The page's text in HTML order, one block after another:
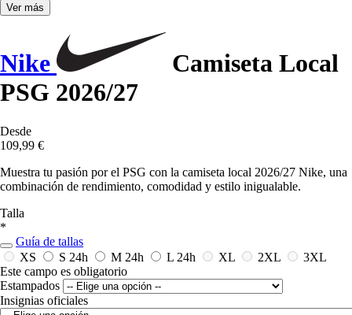
Ver más
Nike
Camiseta Local
PSG 2026/27
Desde
109,99 €
Muestra tu pasión por el PSG con la camiseta local 2026/27 Nike, una
combinación de rendimiento, comodidad y estilo inigualable.
Talla
*
Guía de tallas
XS
S 24h M 24h L 24h XL 2XL
3XL
Este campo es obligatorio
Estampados
Insignias oficiales